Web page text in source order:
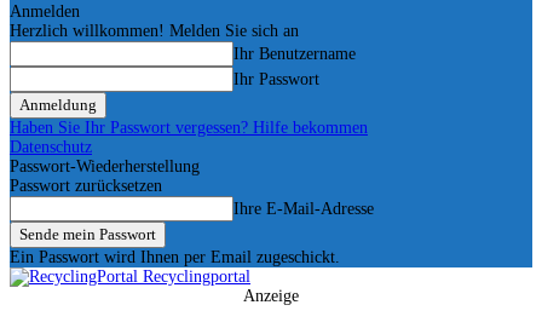
Anmelden
Herzlich willkommen! Melden Sie sich an
Ihr Benutzername
Ihr Passwort
Haben Sie Ihr Passwort vergessen? Hilfe bekommen
Datenschutz
Passwort-Wiederherstellung
Passwort zurücksetzen
Ihre E-Mail-Adresse
Ein Passwort wird Ihnen per Email zugeschickt.
Recyclingportal
Anzeige